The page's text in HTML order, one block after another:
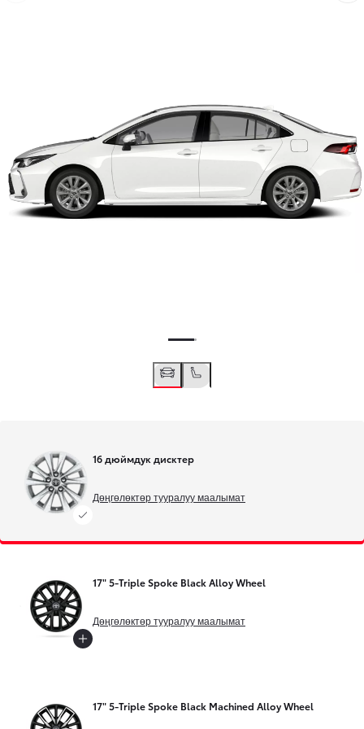
16 дюймдук дисктер
Дөңгөлөктөр тууралуу маалымат
17" 5-Triple Spoke Black Alloy Wheel
Дөңгөлөктөр тууралуу маалымат
17" 5-Triple Spoke Black Machined Alloy Wheel